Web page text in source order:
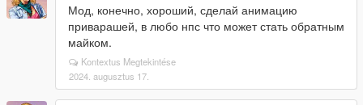
Мод, конечно, хороший, сделай анимацию
приварашей, в любо нпс что может стать обратным
майком.
Kontextus Megtekintése
2024. augusztus 17.